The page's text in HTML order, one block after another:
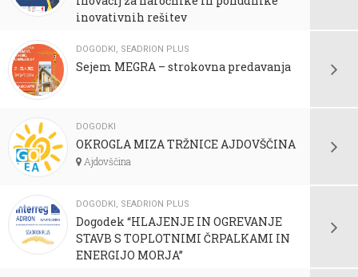
inovativnih rešitev
DOGODKI, SEADRION PLUS
Sejem MEGRA – strokovna predavanja
DOGODKI
OKROGLA MIZA TRŽNICE AJDOVŠČINA
Ajdovščina
DOGODKI, SEADRION PLUS
Dogodek “HLAJENJE IN OGREVANJE
STAVB S TOPLOTNIMI ČRPALKAMI IN
ENERGIJO MORJA”